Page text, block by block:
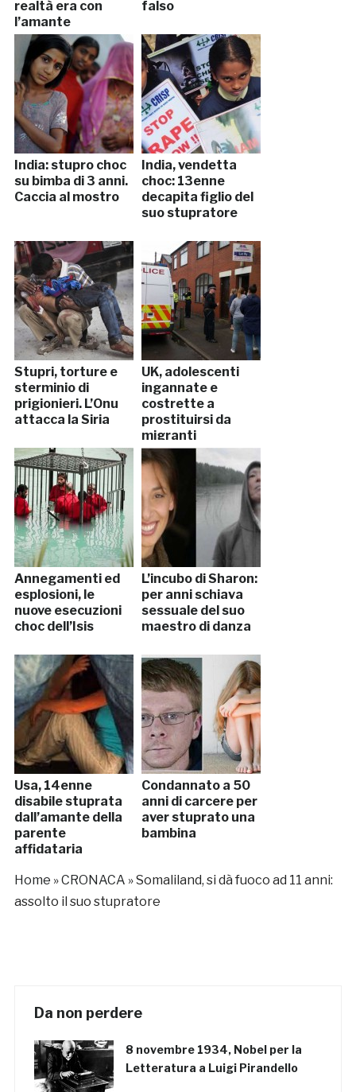
realtà era con
l’amante
falso
India: stupro choc
su bimba di 3 anni.
Caccia al mostro
India, vendetta
choc: 13enne
decapita figlio del
suo stupratore
Stupri, torture e
sterminio di
prigionieri. L’Onu
attacca la Siria
UK, adolescenti
ingannate e
costrette a
prostituirsi da
migranti
Annegamenti ed
esplosioni, le
nuove esecuzioni
choc dell’Isis
L’incubo di Sharon:
per anni schiava
sessuale del suo
maestro di danza
Usa, 14enne
disabile stuprata
dall’amante della
parente
affidataria
Condannato a 50
anni di carcere per
aver stuprato una
bambina
Home »CRONACA »Somaliland, si dà fuoco ad 11 anni:
assolto il suo stupratore
Da non perdere
8 novembre 1934, Nobel per la
Letteratura a Luigi Pirandello